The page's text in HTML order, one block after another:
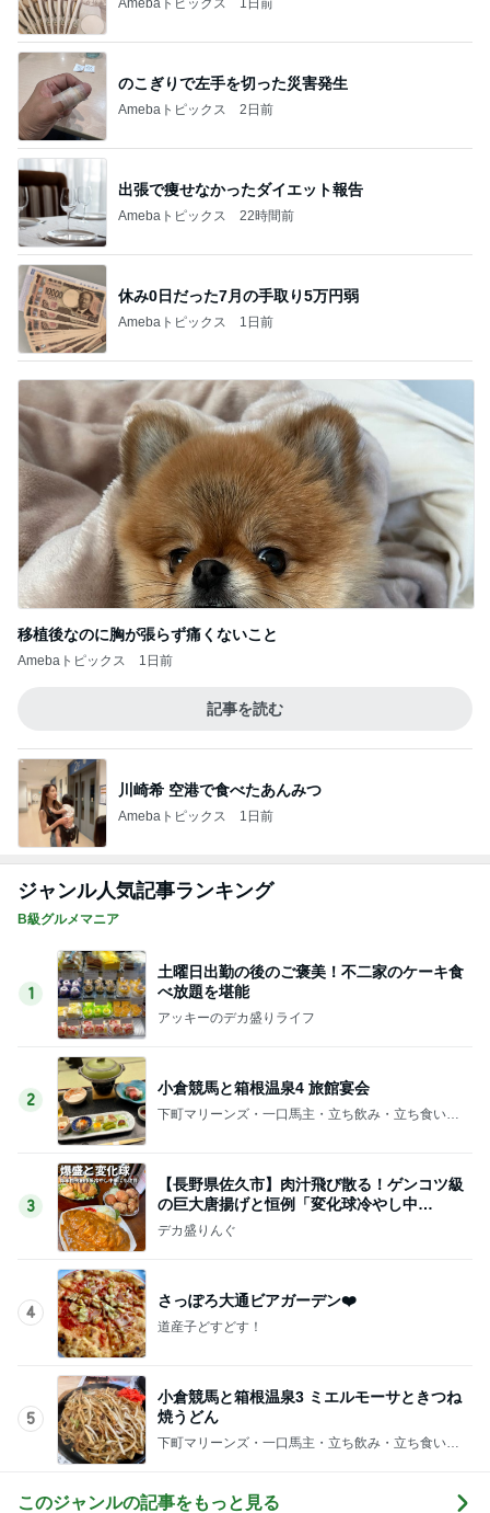
のこぎりで左手を切った災害発生
Amebaトピックス 2日前
出張で痩せなかったダイエット報告
Amebaトピックス 22時間前
休み0日だった7月の手取り5万円弱
Amebaトピックス 1日前
移植後なのに胸が張らず痛くないこと
Amebaトピックス 1日前
記事を読む
川崎希 空港で食べたあんみつ
Amebaトピックス 1日前
ジャンル人気記事ランキング
B級グルメマニア
1
土曜日出勤の後のご褒美！不二家のケーキ食
べ放題を堪能
アッキーのデカ盛りライフ
2
小倉競馬と箱根温泉4 旅館宴会
下町マリーンズ・一口馬主・立ち飲み・立ち食いそ
3
【長野県佐久市】肉汁飛び散る！ゲンコツ級
の巨大唐揚げと恒例「変化球冷やし中
華」！！〜李紅蘭さん〜
デカ盛りんぐ
4
さっぽろ大通ビアガーデン❤️
道産子どすどす！
5
小倉競馬と箱根温泉3 ミエルモーサときつね
焼うどん
下町マリーンズ・一口馬主・立ち飲み・立ち食いそ
このジャンルの記事をもっと見る